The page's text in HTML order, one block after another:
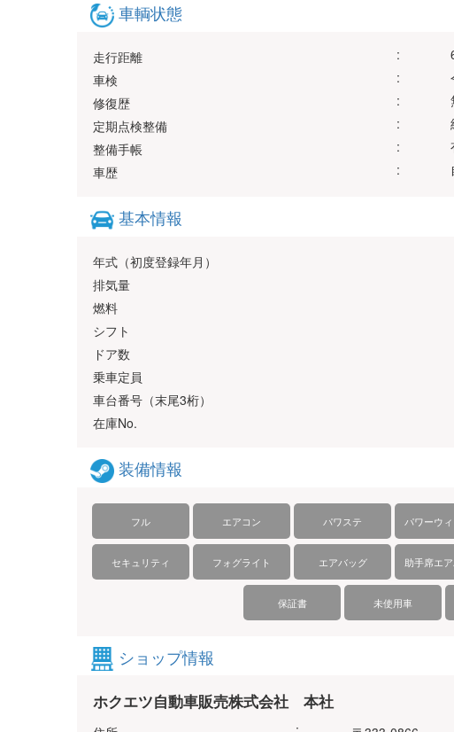
車輌状態
走行距離 :
車検
:
修復歴
:
定期点検整備
:
整備手帳
:
車歴
:
基本情報
年式（初度登録年月）
排気量
燃料
シフト
ドア数
乗車定員
車台番号（末尾3桁）
在庫No.
装備情報
フル エアコン パワステ パワーウ
セキュリティ フォグライト エアバッグ 助手席エ
保証書 未使用車
ショップ情報
ホクエツ自動車販売株式会社 本社